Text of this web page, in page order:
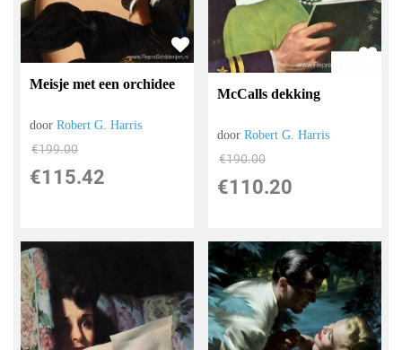
Meisje met een orchidee
doorRobert G. Harris
€199.00
€115.42
McCalls dekking
doorRobert G. Harris
€190.00
€110.20